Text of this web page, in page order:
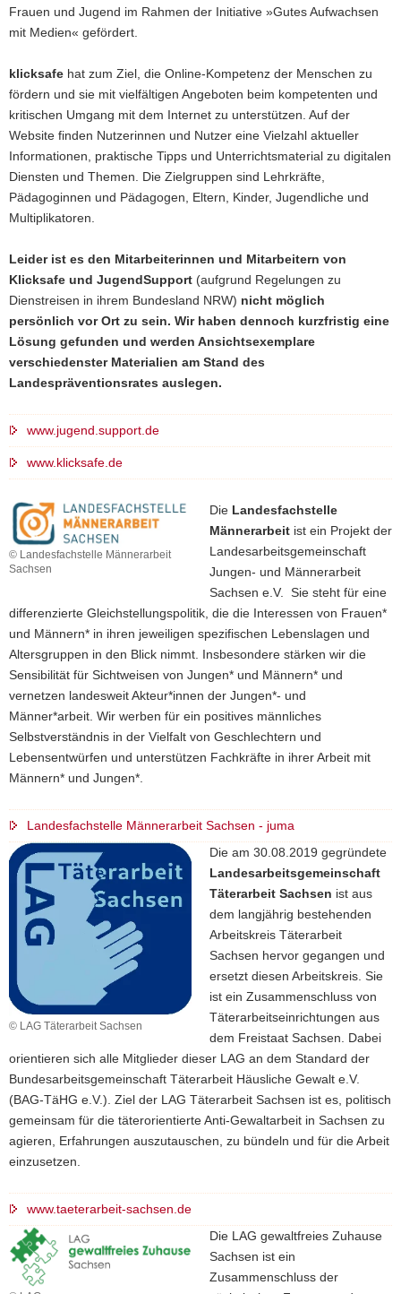
Frauen und Jugend im Rahmen der Initiative »Gutes Aufwachsen
mit Medien« gefördert.
klicksafe hat zum Ziel, die Online-Kompetenz der Menschen zu
fördern und sie mit vielfältigen Angeboten beim kompetenten und
kritischen Umgang mit dem Internet zu unterstützen. Auf der
Website finden Nutzerinnen und Nutzer eine Vielzahl aktueller
Informationen, praktische Tipps und Unterrichtsmaterial zu digitalen
Diensten und Themen. Die Zielgruppen sind Lehrkräfte,
Pädagoginnen und Pädagogen, Eltern, Kinder, Jugendliche und
Multiplikatoren.
Leider ist es den Mitarbeiterinnen und Mitarbeitern von
Klicksafe und JugendSupport (aufgrund Regelungen zu
Dienstreisen in ihrem Bundesland NRW) nicht möglich
persönlich vor Ort zu sein. Wir haben dennoch kurzfristig eine
Lösung gefunden und werden Ansichtsexemplare
verschiedenster Materialien am Stand des
Landespräventionsrates auslegen.
www.jugend.support.de
www.klicksafe.de
© Landesfachstelle Männerarbeit
Sachsen
Die Landesfachstelle
Männerarbeit ist ein Projekt der
Landesarbeitsgemeinschaft
Jungen- und Männerarbeit
Sachsen e.V. Sie steht für eine
differenzierte Gleichstellungspolitik, die die Interessen von Frauen*
und Männern* in ihren jeweiligen spezifischen Lebenslagen und
Altersgruppen in den Blick nimmt. Insbesondere stärken wir die
Sensibilität für Sichtweisen von Jungen* und Männern* und
vernetzen landesweit Akteur*innen der Jungen*- und
Männer*arbeit. Wir werben für ein positives männliches
Selbstverständnis in der Vielfalt von Geschlechtern und
Lebensentwürfen und unterstützen Fachkräfte in ihrer Arbeit mit
Männern* und Jungen*.
Landesfachstelle Männerarbeit Sachsen - juma
© LAG Täterarbeit Sachsen
Die am 30.08.2019 gegründete
Landesarbeitsgemeinschaft
Täterarbeit Sachsen ist aus
dem langjährig bestehenden
Arbeitskreis Täterarbeit
Sachsen hervor gegangen und
ersetzt diesen Arbeitskreis. Sie
ist ein Zusammenschluss von
Täterarbeitseinrichtungen aus
dem Freistaat Sachsen. Dabei
orientieren sich alle Mitglieder dieser LAG an dem Standard der
Bundesarbeitsgemeinschaft Täterarbeit Häusliche Gewalt e.V.
(BAG-TäHG e.V.). Ziel der LAG Täterarbeit Sachsen ist es, politisch
gemeinsam für die täterorientierte Anti-Gewaltarbeit in Sachsen zu
agieren, Erfahrungen auszutauschen, zu bündeln und für die Arbeit
einzusetzen.
www.taeterarbeit-sachsen.de
Die LAG gewaltfreies Zuhause
Sachsen ist ein
Zusammenschluss der